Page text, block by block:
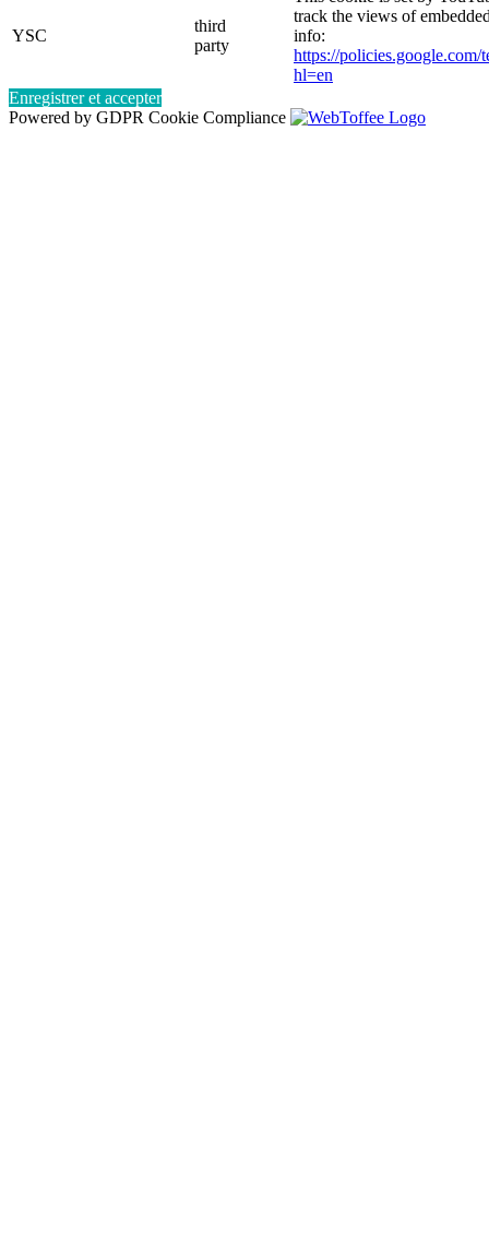
YSC
third
party
track the views of
info:
https://policies.google.com/
hl=en
Enregistrer et accepter
Powered by GDPR Cookie Compliance